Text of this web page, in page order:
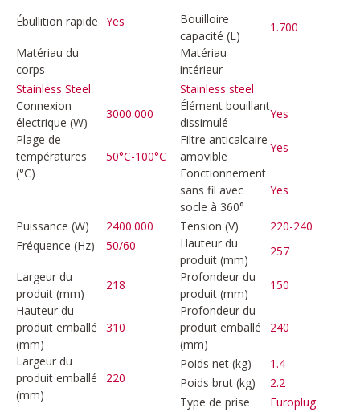
Ébullition rapide Yes
Bouilloire
capacité (L)
1.700
Matériau du
corps
Stainless Steel
Matériau
intérieur
Stainless steel
Connexion
électrique (W)
3000.000
Élément bouillant
dissimulé
Yes
Plage de
températures
(°C)
50°C-100°C
Filtre anticalcaire
amovible
Yes
Fonctionnement
sans fil avec
socle à 360°
Yes
Puissance (W) 2400.000 Tension (V)
220-240
Fréquence (Hz)
50/60
Hauteur du
produit (mm)
257
Largeur du
produit (mm)
218
Profondeur du
produit (mm)
150
Hauteur du
produit emballé
(mm)
310
Profondeur du
produit emballé
(mm)
240
Largeur du
produit emballé
(mm)
220
Poids net (kg)
1.4
Poids brut (kg)
2.2
Type de prise
Europlug